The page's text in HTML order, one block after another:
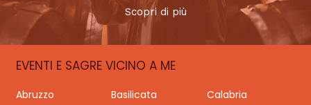
Scopri di più
EVENTI E SAGRE VICINO A ME
Abruzzo Basilicata
Calabria